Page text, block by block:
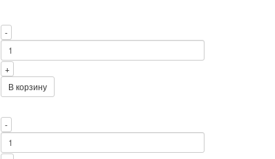
-
+
В корзину
-